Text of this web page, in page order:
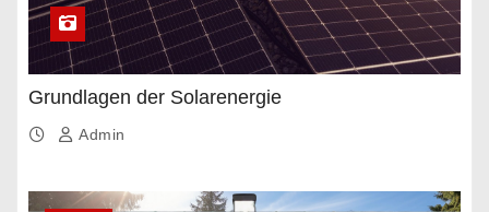
Grundlagen der Solarenergie
Admin